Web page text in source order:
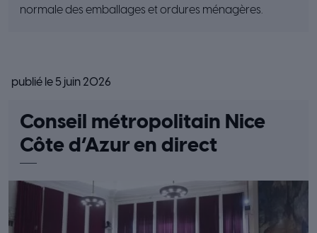
normale des emballages et ordures ménagères.
publié le 5 juin 2026
Conseil métropolitain Nice
Côte d’Azur en direct